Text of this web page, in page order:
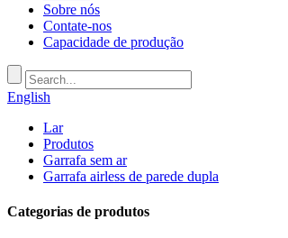
Sobre nós
Contate-nos
Capacidade de produção
English
Lar
Produtos
Garrafa sem ar
Garrafa airless de parede dupla
Categorias de produtos